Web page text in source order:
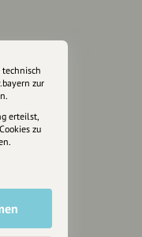
Euch
technisch
zur
erteilst,
zu